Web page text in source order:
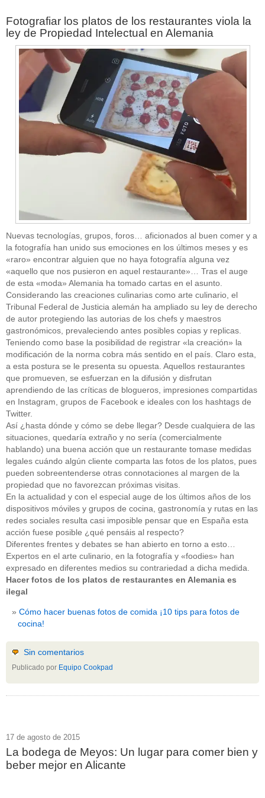
Fotografiar los platos de los restaurantes viola la
ley de Propiedad Intelectual en Alemania
Nuevas tecnologías, grupos, foros… aficionados al buen comer y a
la fotografía han unido sus emociones en los últimos meses y es
«raro» encontrar alguien que no haya fotografía alguna vez
«aquello que nos pusieron en aquel restaurante»… Tras el auge
de esta «moda» Alemania ha tomado cartas en el asunto.
Considerando las creaciones culinarias como arte culinario, el
Tribunal Federal de Justicia alemán ha ampliado su ley de derecho
de autor protegiendo las autorias de los chefs y maestros
gastronómicos, prevaleciendo antes posibles copias y replicas.
Teniendo como base la posibilidad de registrar «la creación» la
modificación de la norma cobra más sentido en el país. Claro esta,
a esta postura se le presenta su opuesta. Aquellos restaurantes
que promueven, se esfuerzan en la difusión y disfrutan
aprendiendo de las críticas de blogueros, impresiones compartidas
en Instagram, grupos de Facebook e ideales con los hashtags de
Twitter.
Así ¿hasta dónde y cómo se debe llegar? Desde cualquiera de las
situaciones, quedaría extraño y no sería (comercialmente
hablando) una buena acción que un restaurante tomase medidas
legales cuándo algún cliente comparta las fotos de los platos, pues
pueden sobreentenderse otras connotaciones al margen de la
propiedad que no favorezcan próximas visitas.
En la actualidad y con el especial auge de los últimos años de los
dispositivos móviles y grupos de cocina, gastronomía y rutas en las
redes sociales resulta casi imposible pensar que en España esta
acción fuese posible ¿qué pensáis al respecto?
Diferentes frentes y debates se han abierto en torno a esto…
Expertos en el arte culinario, en la fotografía y «foodies» han
expresado en diferentes medios su contrariedad a dicha medida.
Hacer fotos de los platos de restaurantes en Alemania es
ilegal
Cómo hacer buenas fotos de comida ¡10 tips para fotos de
cocina!
Sin comentarios
Publicado por Equipo Cookpad
17 de agosto de 2015
La bodega de Meyos: Un lugar para comer bien y
beber mejor en Alicante